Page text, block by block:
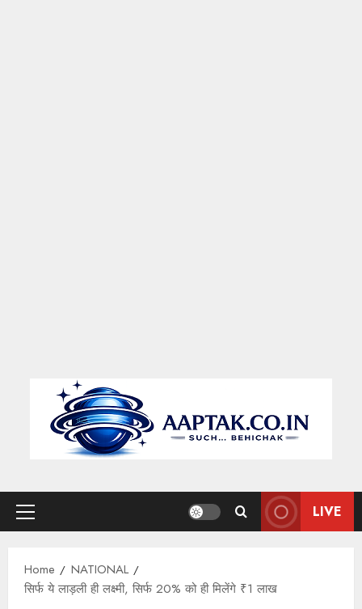
Primary
LIVE
Home
NATIONAL
सिर्फ ये लाड़ली ही लक्ष्मी, सिर्फ 20% को ही मिलेंगे ₹1 लाख